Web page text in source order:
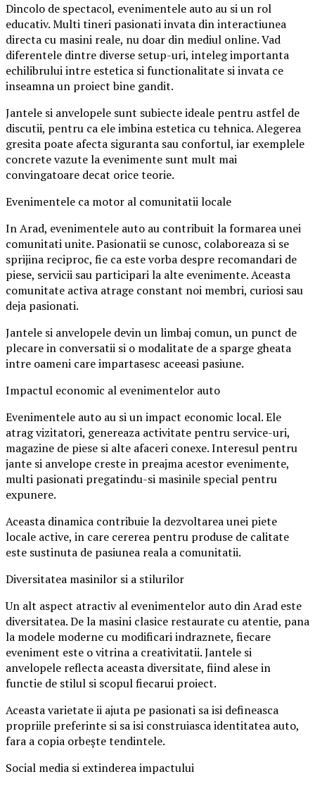
Dincolo de spectacol, evenimentele auto au si un rol
educativ. Multi tineri pasionati invata din interactiunea
directa cu masini reale, nu doar din mediul online. Vad
diferentele dintre diverse setup-uri, inteleg importanta
echilibrului intre estetica si functionalitate si invata ce
inseamna un proiect bine gandit.
Jantele si anvelopele sunt subiecte ideale pentru astfel de
discutii, pentru ca ele imbina estetica cu tehnica. Alegerea
gresita poate afecta siguranta sau confortul, iar exemplele
concrete vazute la evenimente sunt mult mai
convingatoare decat orice teorie.
Evenimentele ca motor al comunitatii locale
In Arad, evenimentele auto au contribuit la formarea unei
comunitati unite. Pasionatii se cunosc, colaboreaza si se
sprijina reciproc, fie ca este vorba despre recomandari de
piese, servicii sau participari la alte evenimente. Aceasta
comunitate activa atrage constant noi membri, curiosi sau
deja pasionati.
Jantele si anvelopele devin un limbaj comun, un punct de
plecare in conversatii si o modalitate de a sparge gheata
intre oameni care impartasesc aceeasi pasiune.
Impactul economic al evenimentelor auto
Evenimentele auto au si un impact economic local. Ele
atrag vizitatori, genereaza activitate pentru service-uri,
magazine de piese si alte afaceri conexe. Interesul pentru
jante si anvelope creste in preajma acestor evenimente,
multi pasionati pregatindu-si masinile special pentru
expunere.
Aceasta dinamica contribuie la dezvoltarea unei piete
locale active, in care cererea pentru produse de calitate
este sustinuta de pasiunea reala a comunitatii.
Diversitatea masinilor si a stilurilor
Un alt aspect atractiv al evenimentelor auto din Arad este
diversitatea. De la masini clasice restaurate cu atentie, pana
la modele moderne cu modificari indraznete, fiecare
eveniment este o vitrina a creativitatii. Jantele si
anvelopele reflecta aceasta diversitate, fiind alese in
functie de stilul si scopul fiecarui proiect.
Aceasta varietate ii ajuta pe pasionati sa isi defineasca
propriile preferinte si sa isi construiasca identitatea auto,
fara a copia orbește tendintele.
Social media si extinderea impactului